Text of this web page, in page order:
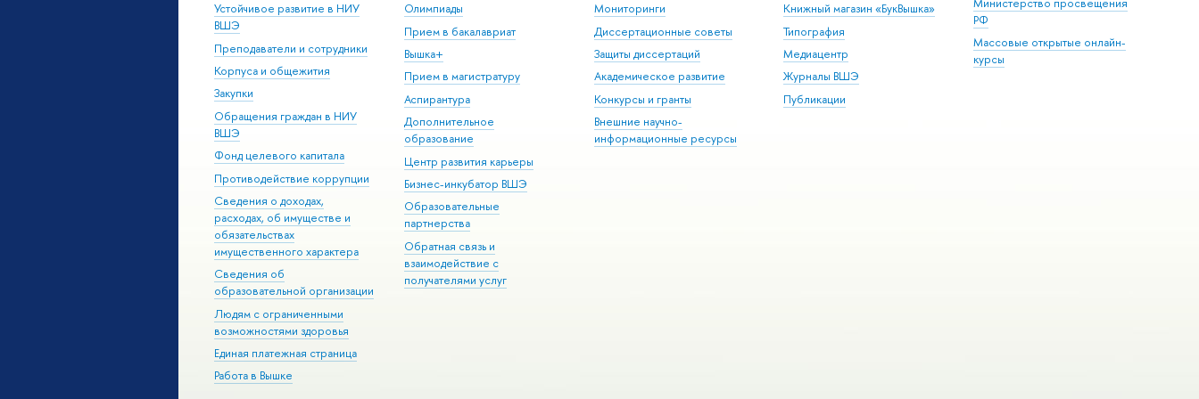
Устойчивое развитие в НИУ
ВШЭ
Преподаватели и сотрудники
Корпуса и общежития
Закупки
Обращения граждан в НИУ
ВШЭ
Фонд целевого капитала
Противодействие коррупции
Сведения о доходах,
расходах, об имуществе и
обязательствах
имущественного характера
Сведения об
образовательной организации
Людям с ограниченными
возможностями здоровья
Единая платежная страница
Работа в Вышке
Олимпиады
Прием в бакалавриат
Вышка+
Прием в магистратуру
Аспирантура
Дополнительное
образование
Центр развития карьеры
Бизнес-инкубатор ВШЭ
Образовательные
партнерства
Обратная связь и
взаимодействие с
получателями услуг
Мониторинги
Диссертационные советы
Защиты диссертаций
Академическое развитие
Конкурсы и гранты
Внешние научно-
информационные ресурсы
Книжный магазин «БукВышка»
Типография
Медиацентр
Журналы ВШЭ
Публикации
Министерство просвещения
РФ
Массовые открытые онлайн-
курсы